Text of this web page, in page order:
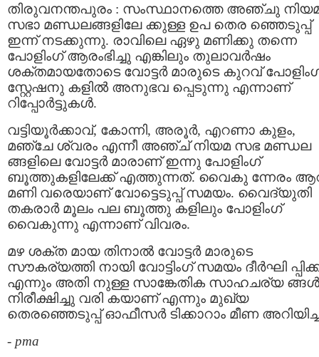
തിരുവനന്തപുരം : സംസ്ഥാനത്തെ അഞ്ചു
സഭാ മണ്ഡലങ്ങളിലേ ക്കുള്ള ഉപ തെര ഞ്ഞെടുപ്പ്
ഇന്ന് നടക്കുന്നു. രാവിലെ ഏഴു മണിക്കു തന്നെ
പോളിംഗ് ആരംഭിച്ചു എങ്കിലും തുലാവര്‍ഷം
ശക്തമായതോടെ വോട്ടര്‍ മാരുടെ കുറവ്
സ്റ്റേഷനു കളില്‍ അനുഭവ പ്പെടുന്നു എന്നാണ്
റിപ്പോര്‍ട്ടുകള്‍.
വട്ടിയൂര്‍ക്കാവ്, കോന്നി, അരൂര്‍, എറണാ കുളം,
മഞ്ചേ ശ്വരം എന്നീ അഞ്ച് നിയമ സഭ മണ്ഡല
ങ്ങളിലെ വോട്ടര്‍ മാരാണ് ഇന്നു പോളിംഗ്
ബൂത്തുകളിലേക്ക് എത്തുന്നത്. വൈകു ന്നേരം
മണി വരെയാണ് വോട്ടെടുപ്പ് സമയം. വൈദ്യുതി
തകരാര്‍ മൂലം പല ബൂത്തു കളിലും പോളിംഗ്
വൈകുന്നു എന്നാണ് വിവരം.
മഴ ശക്ത മായ തിനാല്‍ വോട്ടര്‍ മാരുടെ
സൗകര്യത്തി നായി വോട്ടിംഗ് സമയം ദീര്‍ഘി
എന്നും അതി നുള്ള സാങ്കേതിക സാഹചര്യ ങ്ങള്‍
നിരീക്ഷിച്ചു വരി കയാണ് എന്നും മുഖ്യ
തെരഞ്ഞെടുപ്പ് ഓഫീസര്‍ ടിക്കാറാം മീണ
- pma